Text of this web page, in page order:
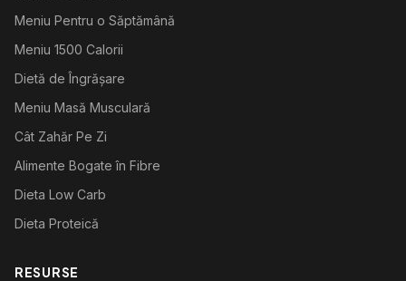
Meniu Pentru o Săptămână
Meniu 1500 Calorii
Dietă de Îngrășare
Meniu Masă Musculară
Cât Zahăr Pe Zi
Alimente Bogate în Fibre
Dieta Low Carb
Dieta Proteică
RESURSE